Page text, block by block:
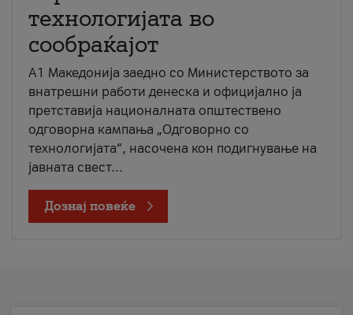
технологијата во
сообраќајот
A1 Македонија заедно со Министерството за
внатрешни работи денеска и официјално ја
претставија националната општествено
одговорна кампања „Одговорно со
технологијата“, насочена кон подигнување на
јавната свест...
Дознај повеќе